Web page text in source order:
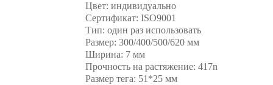
Цвет: индивидуально
Сертификат: ISO9001
Тип: один раз использовать
Размер: 300/400/500/620 мм
Ширина: 7 мм
Прочность на растяжение: 417n
Размер тега: 51*25 мм